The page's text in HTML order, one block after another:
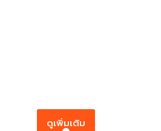
ดูเพิ่มเติม